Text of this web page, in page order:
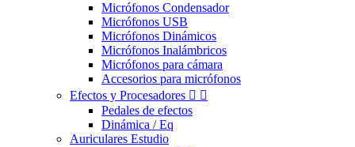
Micrófonos Condensador
Micrófonos USB
Micrófonos Dinámicos
Micrófonos Inalámbricos
Micrófonos para cámara
Accesorios para micrófonos
Efectos y Procesadores  
Pedales de efectos
Dinámica / Eq
Auriculares Estudio